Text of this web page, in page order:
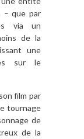
– que par
via un
de la
une
sur le
film par
tournage
de
de la